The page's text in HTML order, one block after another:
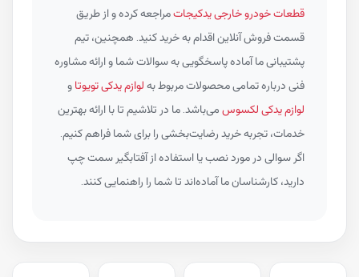
قطعات خودرو خارجی یدکیجاتمراجعه کرده و از طریق
قسمت فروش آنلاین اقدام به خرید کنید. همچنین، تیم
پشتیبانی ما آماده پاسخگویی به سوالات شما و ارائه مشاوره
فنی درباره تمامی محصولات مربوط بهلوازم یدکی تویوتاو
لوازم یدکی لکسوسمی‌باشد. ما در تلاشیم تا با ارائه بهترین
خدمات، تجربه خرید رضایت‌بخشی را برای شما فراهم کنیم.
اگر سوالی در مورد نصب یا استفاده از آفتابگیر سمت چپ
دارید، کارشناسان ما آماده‌اند تا شما را راهنمایی کنند.